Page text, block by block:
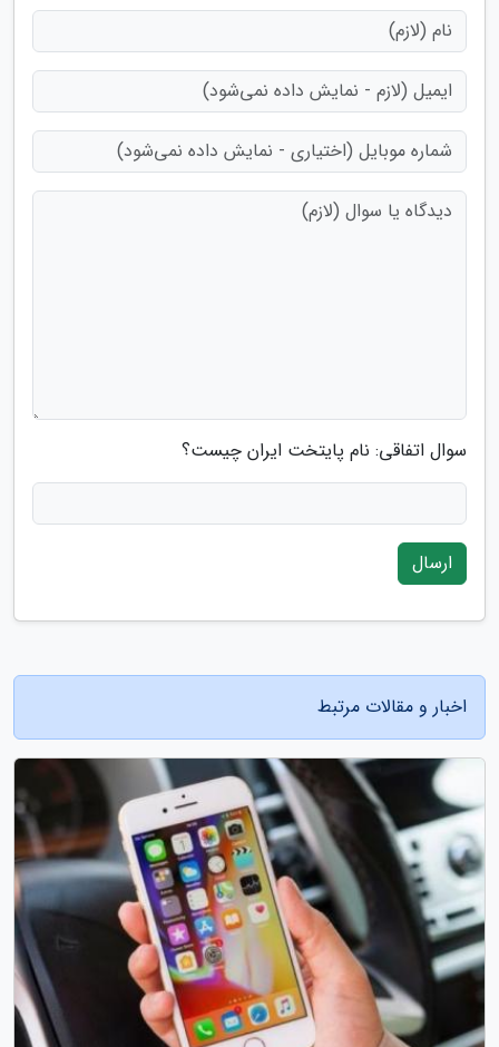
سوال اتفاقی: نام پایتخت ایران چیست؟
ارسال
اخبار و مقالات مرتبط